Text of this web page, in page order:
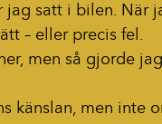
jag satt i bilen. När
– eller precis fel.
men så gjorde
känslan, men inte